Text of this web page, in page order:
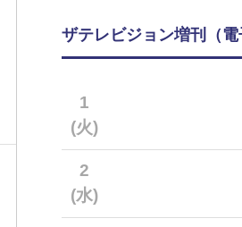
ザテレビジョン増刊（
1
(火)
2
(水)